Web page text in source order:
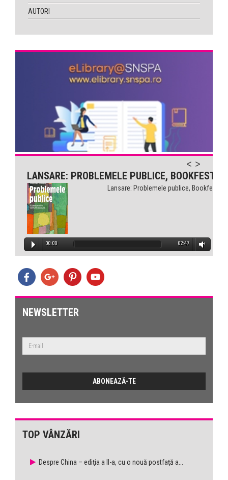
AUTORI
LANSARE: PROBLEMELE PUBLICE, BOOKFEST
Lansare: Problemele publice, Bookfest
00:00 02:47
NEWSLETTER
TOP VÂNZĂRI
Despre China – ediţia a II-a, cu o nouă postfaţă a...